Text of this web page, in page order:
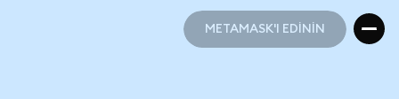
METAMASK'I EDİNİN